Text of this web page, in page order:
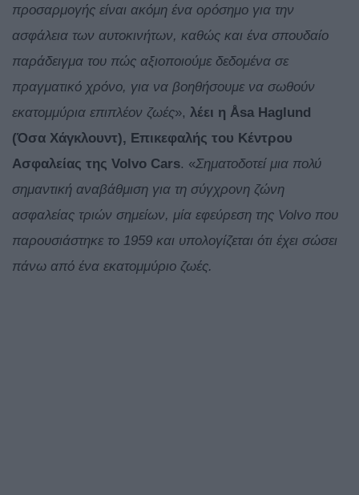
προσαρμογής είναι ακόμη ένα ορόσημο για την
ασφάλεια των αυτοκινήτων, καθώς και ένα σπουδαίο
παράδειγμα του πώς αξιοποιούμε δεδομένα σε
πραγματικό χρόνο, για να βοηθήσουμε να σωθούν
εκατομμύρια επιπλέον ζωές», λέει η Åsa Haglund
(Όσα Χάγκλουντ), Επικεφαλής του Κέντρου
Ασφαλείας της Volvo Cars. «Σηματοδοτεί μια πολύ
σημαντική αναβάθμιση για τη σύγχρονη ζώνη
ασφαλείας τριών σημείων, μία εφεύρεση της Volvo που
παρουσιάστηκε το 1959 και υπολογίζεται ότι έχει σώσει
πάνω από ένα εκατομμύριο ζωές.